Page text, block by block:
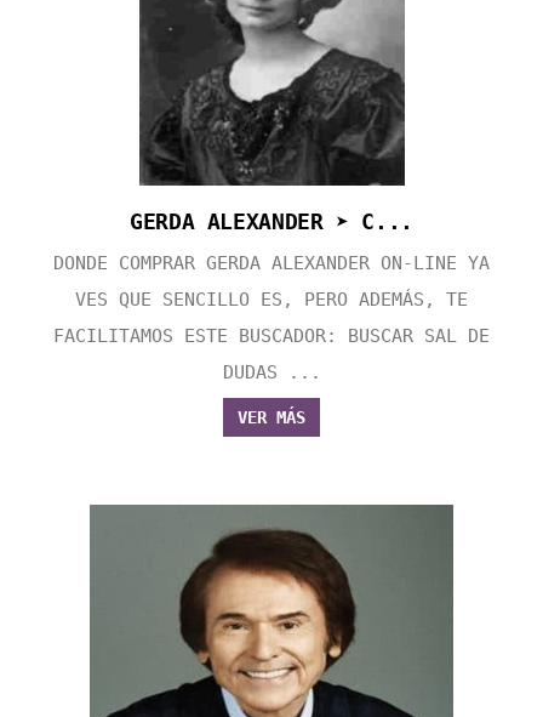
GERDA ALEXANDER ➤ C...
DONDE COMPRAR GERDA ALEXANDER ON-LINE YA
VES QUE SENCILLO ES, PERO ADEMÁS, TE
FACILITAMOS ESTE BUSCADOR: BUSCAR SAL DE
DUDAS ...
VER MÁS